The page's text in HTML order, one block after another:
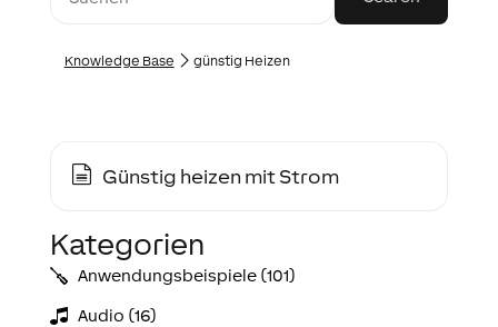
Knowledge Base günstig Heizen
Günstig heizen mit Strom
Kategorien
Anwendungs­­­beispiele (101)
Audio (16)